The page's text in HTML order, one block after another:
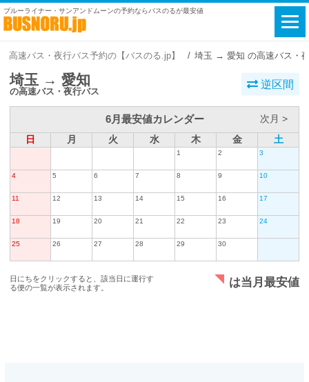
ブルーライナー・サンアンドムーンの予約ならバスのるが最安値
高速バス・夜行バス予約の【バスのる.jp】 埼玉 → 愛知 の高速バス・
埼玉 → 愛知
の高速バス・夜行バス
逆区間
6月最安値カレンダー
次月 >
日
月 火 水 木 金 土
1 2 3
4 5 6 7 8 9 10
11 12 13 14 15 16 17
18 19 20 21 22 23 24
25 26 27 28 29 30
日にちをクリックすると、該当日に運行す
る便の一覧が表示されます。
は当月最安値